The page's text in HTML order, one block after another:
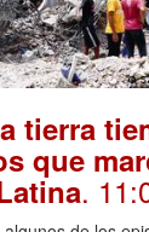
tierra
que
.